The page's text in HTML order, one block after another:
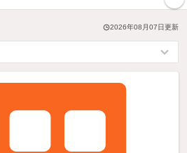
2026年08月07日更新